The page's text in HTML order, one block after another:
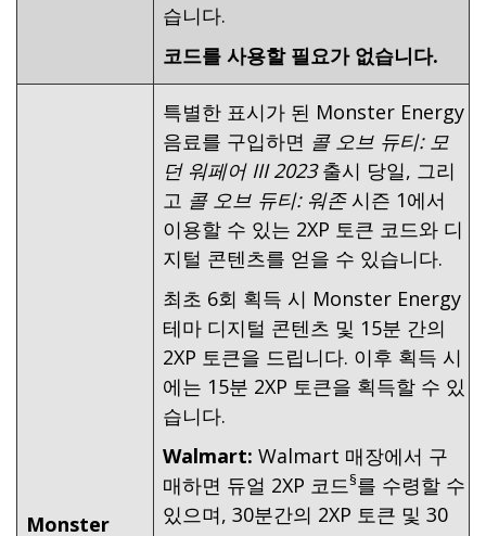
습니다.
코드를 사용할 필요가 없습니다.
Monster
특별한 표시가 된 Monster Energy
음료를 구입하면 콜 오브 듀티: 모
던 워페어 III 2023출시 당일, 그리
고 콜 오브 듀티: 워존시즌 1에서
이용할 수 있는 2XP 토큰 코드와 디
지털 콘텐츠를 얻을 수 있습니다.
최초 6회 획득 시 Monster Energy
테마 디지털 콘텐츠 및 15분 간의
2XP 토큰을 드립니다. 이후 획득 시
에는 15분 2XP 토큰을 획득할 수 있
습니다.
Walmart: Walmart 매장에서 구
매하면 듀얼 2XP 코드§를 수령할 수
있으며, 30분간의 2XP 토큰 및 30